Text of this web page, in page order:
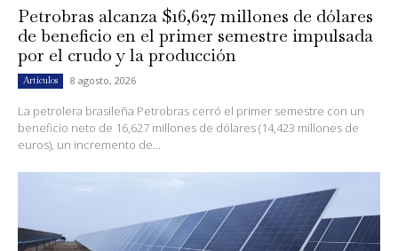
Petrobras alcanza $16,627 millones de dólares
de beneficio en el primer semestre impulsada
por el crudo y la producción
Artículos 8 agosto, 2026
La petrolera brasileña Petrobras cerró el primer semestre con un
beneficio neto de 16,627 millones de dólares (14,423 millones de
euros), un incremento de...